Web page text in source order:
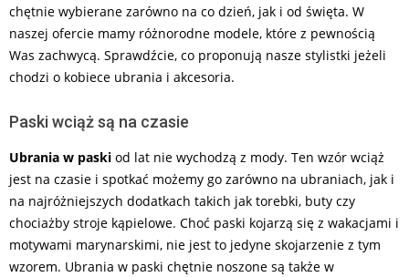
chętnie wybierane zarówno na co dzień, jak i od święta. W
naszej ofercie mamy różnorodne modele, które z pewnością
Was zachwycą. Sprawdźcie, co proponują nasze stylistki jeżeli
chodzi o kobiece ubrania i akcesoria.
Paski wciąż są na czasie
Ubrania w paski od lat nie wychodzą z mody. Ten wzór wciąż
jest na czasie i spotkać możemy go zarówno na ubraniach, jak i
na najróżniejszych dodatkach takich jak torebki, buty czy
chociażby stroje kąpielowe. Choć paski kojarzą się z wakacjami i
motywami marynarskimi, nie jest to jedyne skojarzenie z tym
wzorem. Ubrania w paski chętnie noszone są także w